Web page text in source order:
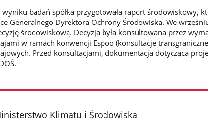
wyniku badań spółka przygotowała raport środowiskowy,
Generalnego Dyrektora Ochrony Środowiska. We
środowiskową. Decyzja była konsultowana przez
w ramach konwencji Espoo (konsultacje
Przed konsultacjami, dokumentacja dotycząca
Klimatu i Środowiska